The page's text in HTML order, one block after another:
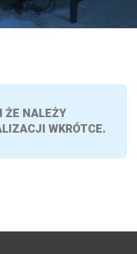
ŻE NALEŻY
WKRÓTCE.